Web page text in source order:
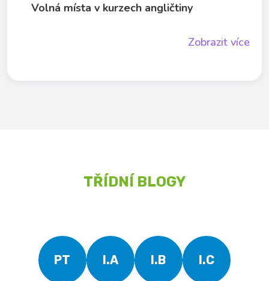
Volná místa v kurzech angličtiny
Zobrazit více
TŘÍDNÍ BLOGY
PT I.A I.B I.C